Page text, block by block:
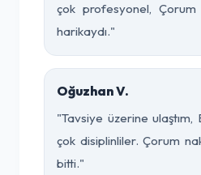
çok profesyonel, Çorum
harikaydı."
Oğuzhan V.
"Tavsiye üzerine
çok disiplinliler. Çorum
bitti."